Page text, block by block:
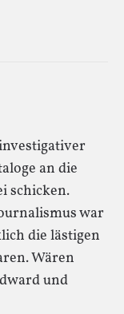
an die
schicken.
war
die lästigen
Wären
und